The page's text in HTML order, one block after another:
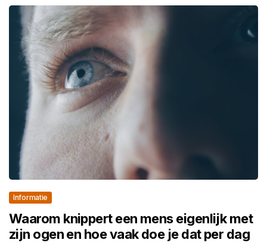
Informatie
Waarom knippert een mens eigenlijk met
zijn ogen en hoe vaak doe je dat per dag